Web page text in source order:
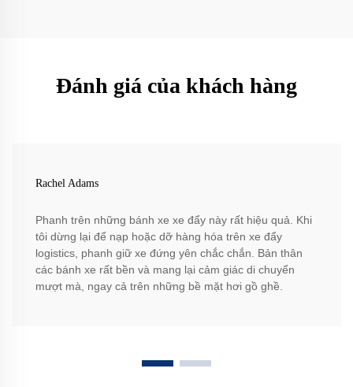
Đánh giá của khách hàng
Rachel Adams
Phanh trên những bánh xe xe đẩy này rất hiệu quả. Khi
tôi dừng lại để nạp hoặc dỡ hàng hóa trên xe đẩy
logistics, phanh giữ xe đứng yên chắc chắn. Bản thân
các bánh xe rất bền và mang lại cảm giác di chuyển
mượt mà, ngay cả trên những bề mặt hơi gồ ghề.